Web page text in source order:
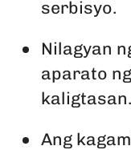
serbisyo.
Nilagyan
aparato
kaligtasan.
Ang